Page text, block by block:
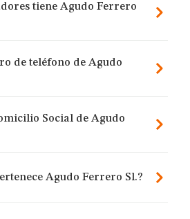
tiene Agudo Ferrero
de teléfono de Agudo
Social de Agudo
Agudo Ferrero Sl.?